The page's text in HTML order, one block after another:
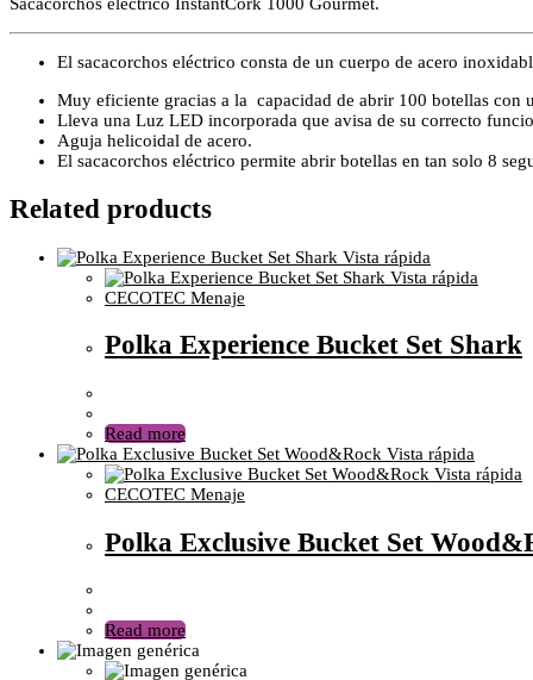
Sacacorchos eléctrico InstantCork 1000 Gourmet.
El sacacorchos eléctrico consta de un cuerpo de acero
Muy eficiente gracias a la capacidad de abrir 100 botellas con
Lleva una Luz LED incorporada que avisa de su correcto
Aguja helicoidal de acero.
El sacacorchos eléctrico permite abrir botellas en tan solo 8
Related products
Vista rápida
Vista rápida
CECOTEC Menaje
Polka Experience Bucket Set Shark
Read more
Vista rápida
Vista rápida
CECOTEC Menaje
Polka Exclusive Bucket Set
Read more